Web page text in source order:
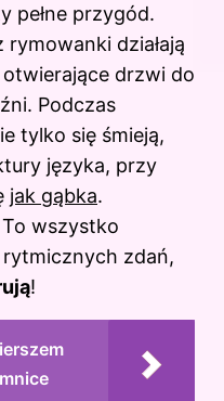
pełne przygód.
działają
drzwi do
Podczas
tylko się śmieją,
języka, przy
jak gąbka.
wszystko
zdań,
!